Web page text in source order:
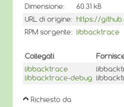
Dimensione:
60.31 kB
URL di origine: https://
RPM sorgente: libbacktrace
Collegati
libbacktrace
libbacktrace-debug
Richiesto da